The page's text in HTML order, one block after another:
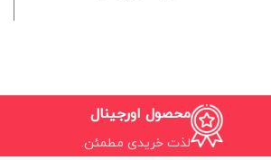
محصول اورجینال
لذت خریدی مطمئن.